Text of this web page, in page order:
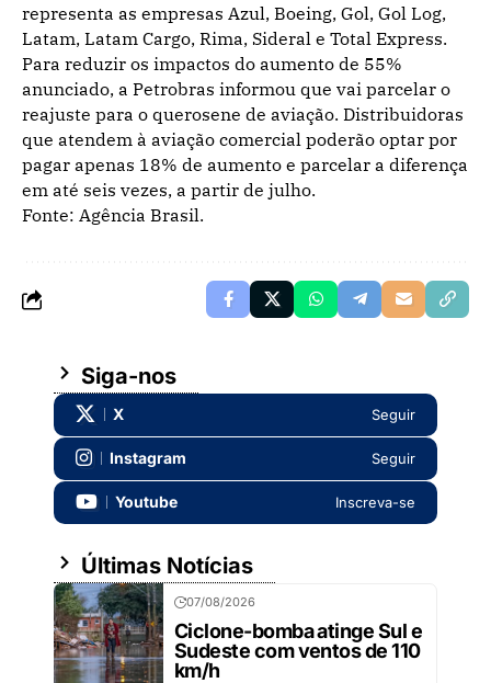
representa as empresas Azul, Boeing, Gol, Gol Log,
Latam, Latam Cargo, Rima, Sideral e Total Express.
Para reduzir os impactos do aumento de 55%
anunciado, a Petrobras informou que vai parcelar o
reajuste para o querosene de aviação. Distribuidoras
que atendem à aviação comercial poderão optar por
pagar apenas 18% de aumento e parcelar a diferença
em até seis vezes, a partir de julho.
Fonte: Agência Brasil.
Siga-nos
X Seguir
Instagram Seguir
Youtube Inscreva-se
Últimas Notícias
07/08/2026
Ciclone-bomba atinge Sul e
Sudeste com ventos de 110
km/h